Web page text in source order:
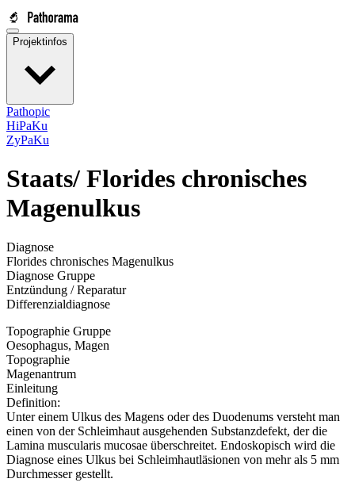
Projektinfos
Pathopic
HiPaKu
ZyPaKu
Staats/ Florides chronisches
Magenulkus
Diagnose
Florides chronisches Magenulkus
Diagnose Gruppe
Entzündung / Reparatur
Differenzialdiagnose
Topographie Gruppe
Oesophagus, Magen
Topographie
Magenantrum
Einleitung
Definition:
Unter einem Ulkus des Magens oder des Duodenums versteht man
einen von der Schleimhaut ausgehenden Substanzdefekt, der die
Lamina muscularis mucosae überschreitet. Endoskopisch wird die
Diagnose eines Ulkus bei Schleimhautläsionen von mehr als 5 mm
Durchmesser gestellt.